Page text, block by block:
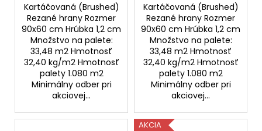
Kartáčovaná (Brushed)
Rezané hrany Rozmer
90x60 cm Hrúbka 1,2 cm
Množstvo na palete:
33,48 m2 Hmotnosť
32,40 kg/m2 Hmotnosť
palety 1.080 m2
Minimálny odber pri
akciovej...
Kartáčovaná (Brushed)
Rezané hrany Rozmer
90x60 cm Hrúbka 1,2 cm
Množstvo na palete:
33,48 m2 Hmotnosť
32,40 kg/m2 Hmotnosť
palety 1.080 m2
Minimálny odber pri
akciovej...
AKCIA